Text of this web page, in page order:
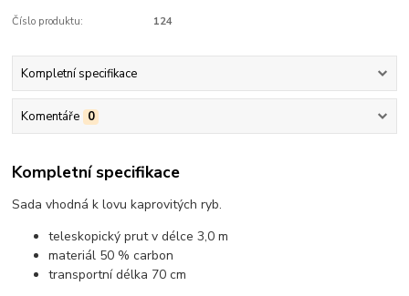
Číslo produktu: 124
Kompletní specifikace
Komentáře 0
Kompletní specifikace
Sada vhodná k lovu kaprovitých ryb.
teleskopický prut v délce 3,0 m
materiál 50 % carbon
transportní délka 70 cm